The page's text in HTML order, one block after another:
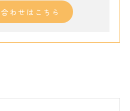
わせはこちら